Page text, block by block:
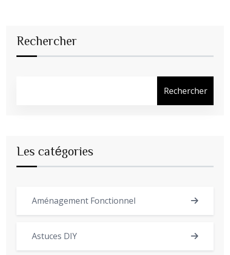
Rechercher
Rechercher
Les catégories
Aménagement Fonctionnel
Astuces DIY